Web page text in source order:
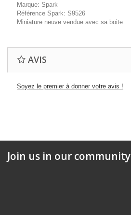
Marque: Spark
Référence Spark: S9526
Miniature neuve vendue avec sa boite
AVIS
Soyez le premier à donner votre avis !
Join us in our community